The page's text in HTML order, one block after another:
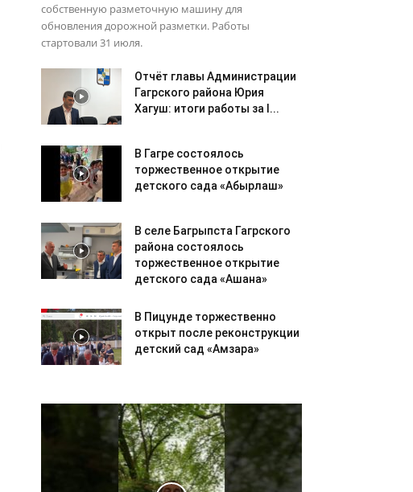
собственную разметочную машину для
обновления дорожной разметки. Работы
стартовали 31 июля.
Отчёт главы Администрации
Гагрского района Юрия
Хагуш: итоги работы за I...
В Гагре состоялось
торжественное открытие
детского сада «Абырлаш»
В селе Багрыпста Гагрского
района состоялось
торжественное открытие
детского сада «Ашана»
В Пицунде торжественно
открыт после реконструкции
детский сад «Амзара»